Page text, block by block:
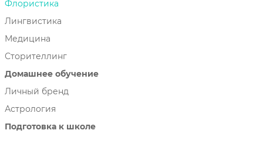
Флористика
Лингвистика
Медицина
Сторителлинг
Домашнее обучение
Личный бренд
Астрология
Подготовка к школе